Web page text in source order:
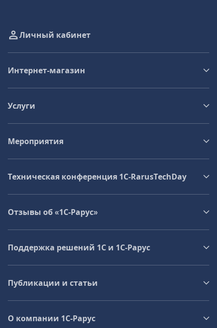
Личный кабинет
Интернет-магазин
Услуги
Мероприятия
Техническая конференция 1C‑RarusTechDay
Отзывы об «1С-Рарус»
Поддержка решений 1С и 1С‑Рарус
Публикации и статьи
О компании 1C-Рарус